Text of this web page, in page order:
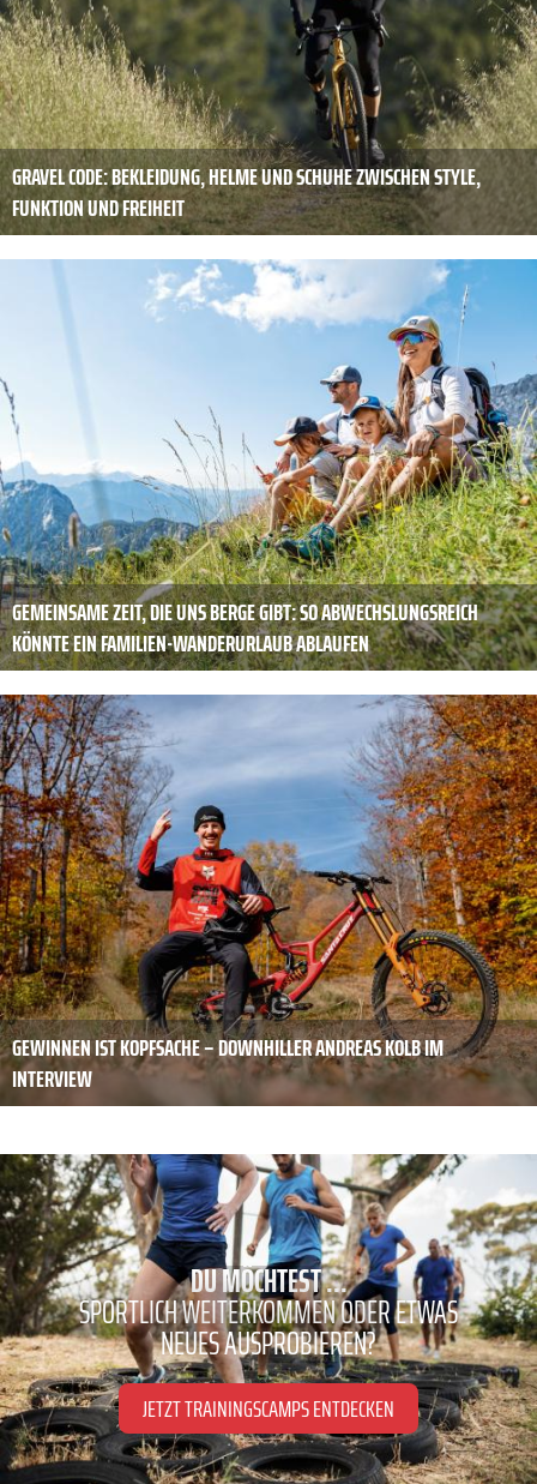
GRAVEL CODE: BEKLEIDUNG, HELME UND SCHUHE ZWISCHEN STYLE,
FUNKTION UND FREIHEIT
GEMEINSAME ZEIT, DIE UNS BERGE GIBT: SO ABWECHSLUNGSREICH
KÖNNTE EIN FAMILIEN-WANDERURLAUB ABLAUFEN
GEWINNEN IST KOPFSACHE – DOWNHILLER ANDREAS KOLB IM
INTERVIEW
DU MÖCHTEST ...
SPORTLICH WEITERKOMMEN ODER ETWAS
NEUES AUSPROBIEREN?
JETZT TRAININGSCAMPS ENTDECKEN